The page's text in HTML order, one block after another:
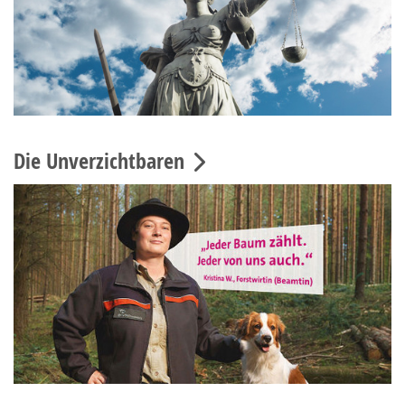
Die Unverzichtbaren